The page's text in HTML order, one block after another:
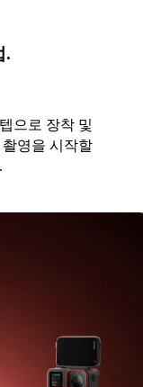
.
으로 장착 및
영을 시작할